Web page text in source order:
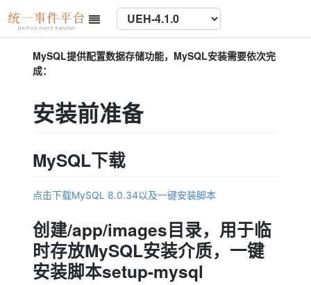
MySQL提供配置数据存储功能，MySQL安装需要依次完
成：
安装前准备
MySQL下载
点击下载MySQL 8.0.34以及一键安装脚本
创建/app/images目录，用于临
时存放MySQL安装介质，一键
安装脚本setup-mysql